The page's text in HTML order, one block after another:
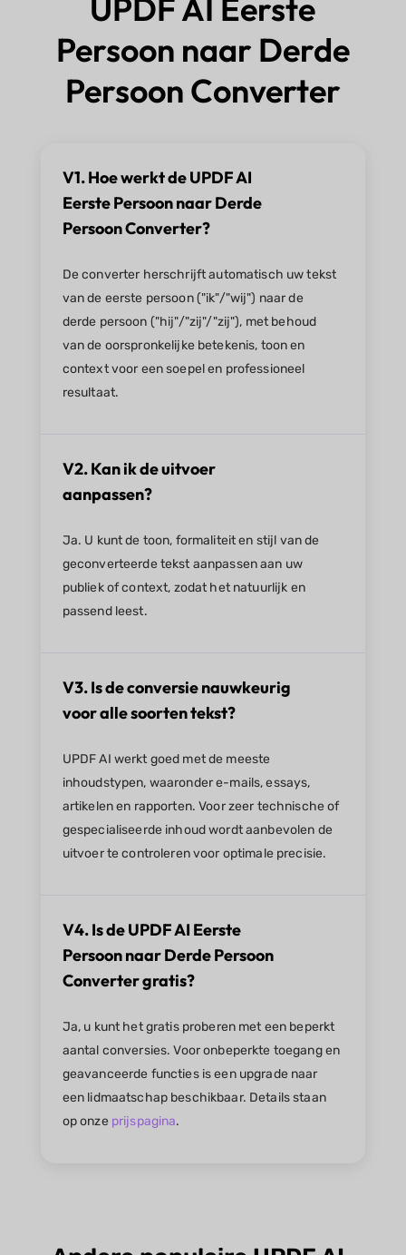
UPDF AI Eerste
Persoon naar Derde
Persoon Converter
V1. Hoe werkt de UPDF AI
Eerste Persoon naar Derde
Persoon Converter?
De converter herschrijft automatisch uw tekst
van de eerste persoon ("ik"/"wij") naar de
derde persoon ("hij"/"zij"/"zij"), met behoud
van de oorspronkelijke betekenis, toon en
context voor een soepel en professioneel
resultaat.
V2. Kan ik de uitvoer
aanpassen?
Ja. U kunt de toon, formaliteit en stijl van de
geconverteerde tekst aanpassen aan uw
publiek of context, zodat het natuurlijk en
passend leest.
V3. Is de conversie nauwkeurig
voor alle soorten tekst?
UPDF AI werkt goed met de meeste
inhoudstypen, waaronder e-mails, essays,
artikelen en rapporten. Voor zeer technische of
gespecialiseerde inhoud wordt aanbevolen de
uitvoer te controleren voor optimale precisie.
V4. Is de UPDF AI Eerste
Persoon naar Derde Persoon
Converter gratis?
Ja, u kunt het gratis proberen met een beperkt
aantal conversies. Voor onbeperkte toegang en
geavanceerde functies is een upgrade naar
een lidmaatschap beschikbaar. Details staan
op onze prijspagina.